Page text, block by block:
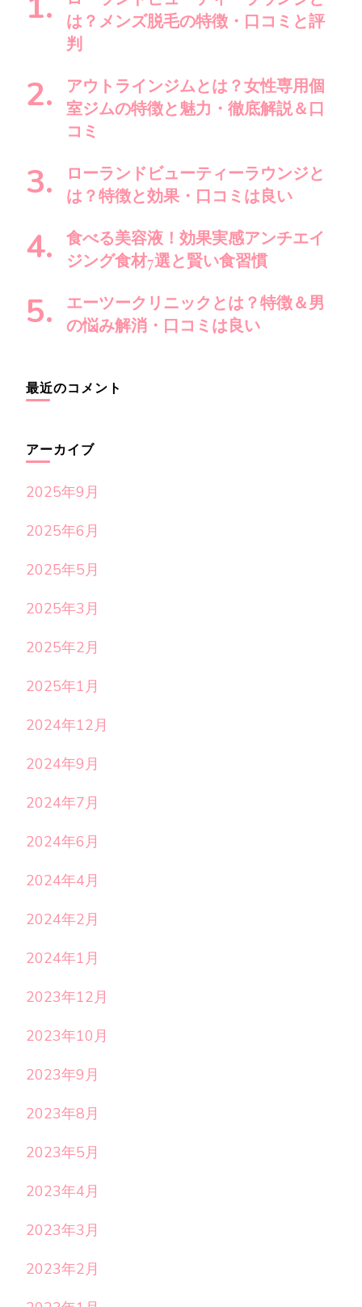
で
?
は？メンズ脱毛の特徴・口コミと評
判
アウトラインジムとは？女性専用個
室ジムの特徴と魅力・徹底解説＆口
コミ
ローランドビューティーラウンジと
は？特徴と効果・口コミは良い
食べる美容液！効果実感アンチエイ
ジング食材7選と賢い食習慣
エーツークリニックとは？特徴＆男
の悩み解消・口コミは良い
最近のコメント
アーカイブ
2025年9月
2025年6月
2025年5月
2025年3月
2025年2月
2025年1月
2024年12月
2024年9月
2024年7月
2024年6月
2024年4月
2024年2月
2024年1月
2023年12月
2023年10月
2023年9月
2023年8月
2023年5月
2023年4月
2023年3月
2023年2月